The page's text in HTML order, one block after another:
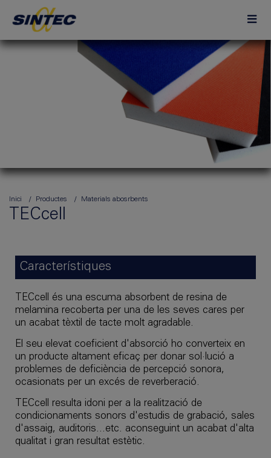
Inici Productes Materials abosrbents
TECcell
Característiques
TECcell és una escuma absorbent de resina de
melamina recoberta per una de les seves cares per
un acabat tèxtil de tacte molt agradable.
El seu elevat coeficient d'absorció ho converteix en
un producte altament eficaç per donar sol·lució a
problemes de deficiència de percepció sonora,
ocasionats per un excés de reverberació.
TECcell resulta idoni per a la realització de
condicionaments sonors d'estudis de grabació, sales
d'assaig, auditoris...etc. aconseguint un acabat d'alta
qualitat i gran resultat estètic.